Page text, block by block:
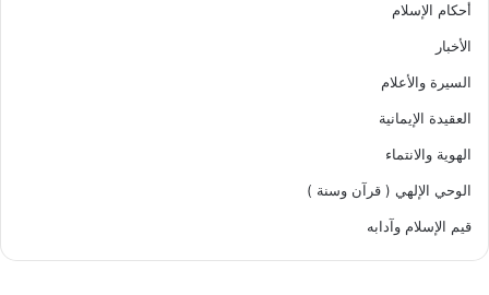
أحكام الإسلام
الأخبار
السيرة والأعلام
العقيدة الإيمانية
الهوية والانتماء
الوحي الإلهي ( قرآن وسنة )
قيم الإسلام وآدابه